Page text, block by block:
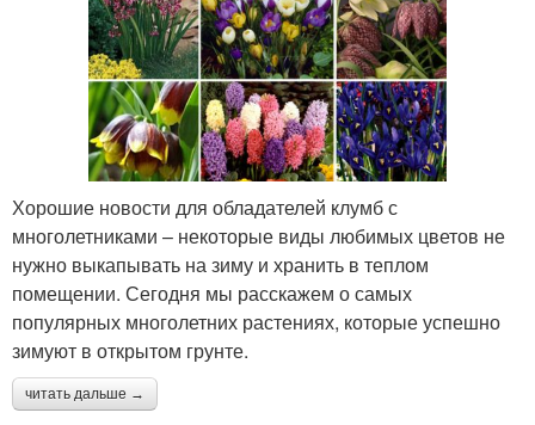
Хорошие новости для обладателей клумб с
многолетниками – некоторые виды любимых цветов не
нужно выкапывать на зиму и хранить в теплом
помещении. Сегодня мы расскажем о самых
популярных многолетних растениях, которые успешно
зимуют в открытом грунте.
читать дальше →